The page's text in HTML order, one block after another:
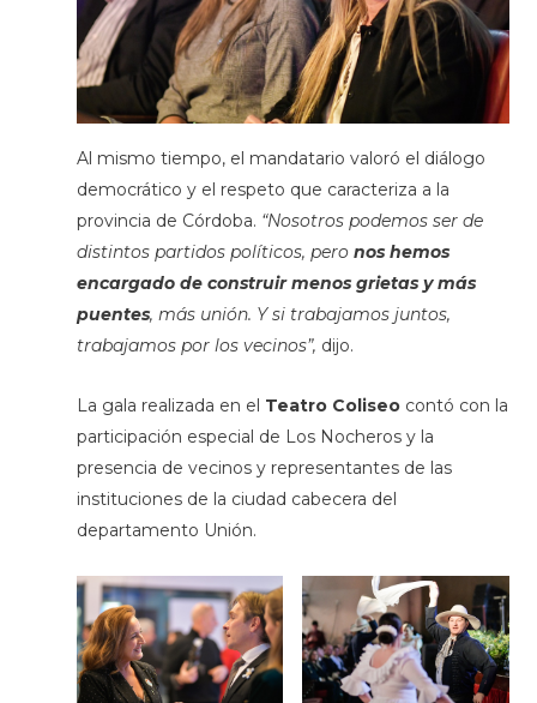
Al mismo tiempo, el mandatario valoró el diálogo
democrático y el respeto que caracteriza a la
provincia de Córdoba. “Nosotros podemos ser de
distintos partidos políticos, pero nos hemos
encargado de construir menos grietas y más
puentes, más unión. Y si trabajamos juntos,
trabajamos por los vecinos”, dijo.
La gala realizada en el Teatro Coliseocontó con la
participación especial de Los Nocheros y la
presencia de vecinos y representantes de las
instituciones de la ciudad cabecera del
departamento Unión.